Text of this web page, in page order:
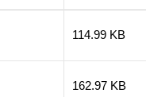
114.99 KB
162.97 KB